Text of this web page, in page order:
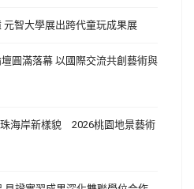
元智大學展出跨代童玩成果展
圓滿落幕 以國際交流共創藝術與
海岸新樣貌 2026桃園地景藝術